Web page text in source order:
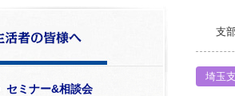
セミナー&相談会
支
埼玉